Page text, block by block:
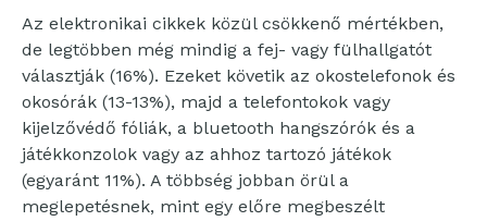
Az elektronikai cikkek közül csökkenő mértékben,
de legtöbben még mindig a fej- vagy fülhallgatót
választják (16%). Ezeket követik az okostelefonok és
okosórák (13-13%), majd a telefontokok vagy
kijelzővédő fóliák, a bluetooth hangszórók és a
játékkonzolok vagy az ahhoz tartozó játékok
(egyaránt 11%). A többség jobban örül a
meglepetésnek, mint egy előre megbeszélt